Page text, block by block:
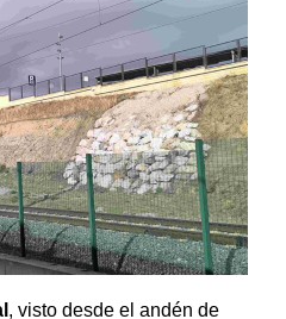
, visto desde el andén de